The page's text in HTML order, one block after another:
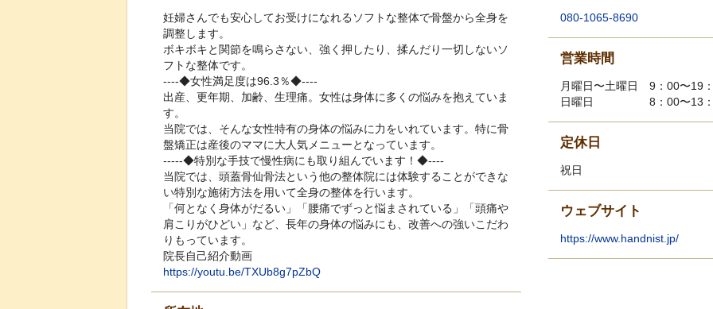
妊婦さんでも安心してお受けになれるソフトな整体で骨盤から全身を
調整します。
ボキボキと関節を鳴らさない、強く押したり、揉んだり一切しないソ
フトな整体です。
----◆女性満足度は96.3％◆----
出産、更年期、加齢、生理痛。女性は身体に多くの悩みを抱えていま
す。
当院では、そんな女性特有の身体の悩みに力をいれています。特に骨
盤矯正は産後のママに大人気メニューとなっています。
-----◆特別な手技で慢性病にも取り組んでいます！◆----
当院では、頭蓋骨仙骨法という他の整体院には体験することができな
い特別な施術方法を用いて全身の整体を行います。
「何となく身体がだるい」「腰痛でずっと悩まされている」「頭痛や
肩こりがひどい」など、長年の身体の悩みにも、改善への強いこだわ
りもっています。
院長自己紹介動画
https://youtu.be/TXUb8g7pZbQ
080-1065-8690
営業時間
月曜日〜土曜日 9：00〜19
日曜日 8：00〜13：
定休日
祝日
ウェブサイト
https://www.handnist.jp/